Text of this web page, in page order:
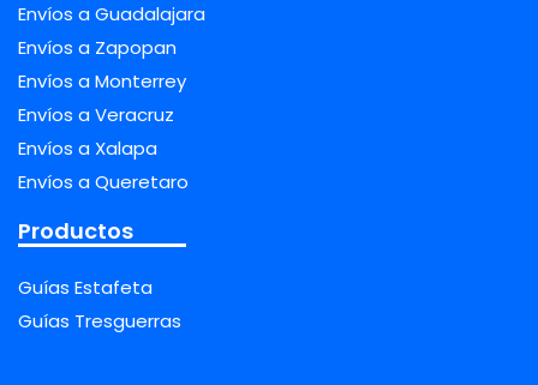
Envíos a Guadalajara
Envíos a Zapopan
Envíos a Monterrey
Envíos a Veracruz
Envíos a Xalapa
Envíos a Queretaro
Productos
Guías Estafeta
Guías Tresguerras